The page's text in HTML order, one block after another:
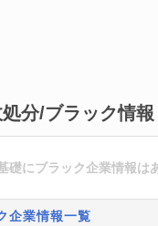
分/ブラック情報
礎にブラック企業情報は
企業情報一覧